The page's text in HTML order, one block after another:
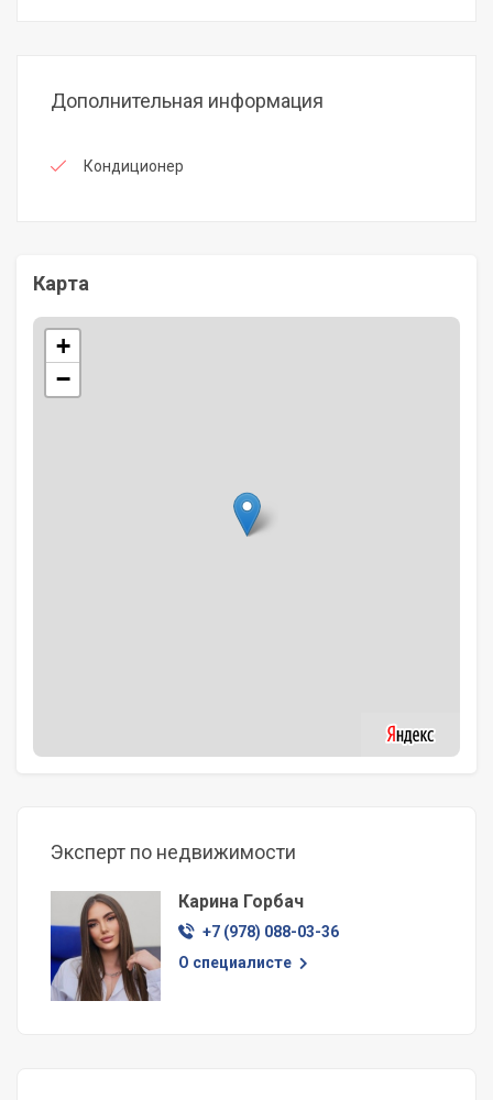
Дополнительная информация
Кондиционер
Карта
+
−
Эксперт по недвижимости
Карина Горбач
+7 (978) 088-03-36
О специалисте